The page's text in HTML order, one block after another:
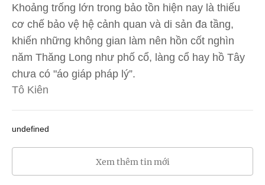
Khoảng trống lớn trong bảo tồn hiện nay là thiếu
cơ chế bảo vệ hệ cảnh quan và di sản đa tầng,
khiến những không gian làm nên hồn cốt nghìn
năm Thăng Long như phố cổ, làng cổ hay hồ Tây
chưa có "áo giáp pháp lý”.
Tô Kiên
undefined
Xem thêm tin mới